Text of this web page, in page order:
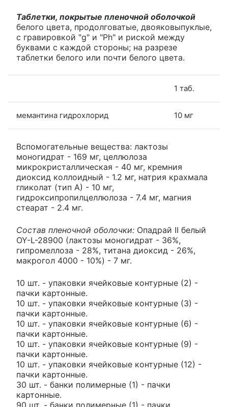
Таблетки, покрытые пленочной оболочкой
белого цвета, продолговатые, двояковыпуклые,
с гравировкой "g" и "Ph" и риской между
буквами с каждой стороны; на разрезе
таблетки белого или почти белого цвета.
1 таб.
мемантина гидрохлорид 10 мг
Вспомогательные вещества: лактозы
моногидрат - 169 мг, целлюлоза
микрокристаллическая - 40 мг, кремния
диоксид коллоидный - 1.2 мг, натрия крахмала
гликолат (тип А) - 10 мг,
гидроксипропилцеллюлоза - 7.4 мг, магния
стеарат - 2.4 мг.
Состав пленочной оболочки: Опадрай II белый
OY-L-28900 (лактозы моногидрат - 36%,
гипромеллоза - 28%, титана диоксид - 26%,
макрогол 4000 - 10%) - 7 мг.
10 шт. - упаковки ячейковые контурные (2) -
пачки картонные.
10 шт. - упаковки ячейковые контурные (3) -
пачки картонные.
10 шт. - упаковки ячейковые контурные (6) -
пачки картонные.
10 шт. - упаковки ячейковые контурные (9) -
пачки картонные.
10 шт. - упаковки ячейковые контурные (12) -
пачки картонные.
30 шт. - банки полимерные (1) - пачки
картонные.
90 шт. - банки полимерные (1) - пачки